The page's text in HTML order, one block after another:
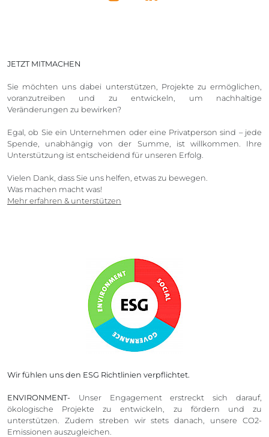
JETZT MITMACHEN
Sie möchten uns dabei unterstützen, Projekte zu ermöglichen,
voranzutreiben und zu entwickeln, um nachhaltige
Veränderungen zu bewirken?
Egal, ob Sie ein Unternehmen oder eine Privatperson sind – jede
Spende, unabhängig von der Summe, ist willkommen. Ihre
Unterstützung ist entscheidend für unseren Erfolg.
Vielen Dank, dass Sie uns helfen, etwas zu bewegen.
Was machen macht was!
Mehr erfahren & unterstützen
Wir fühlen uns den ESG Richtlinien verpflichtet.
ENVIRONMENT- Unser Engagement erstreckt sich darauf,
ökologische Projekte zu entwickeln, zu fördern und zu
unterstützen. Zudem streben wir stets danach, unsere CO2-
Emissionen auszugleichen.